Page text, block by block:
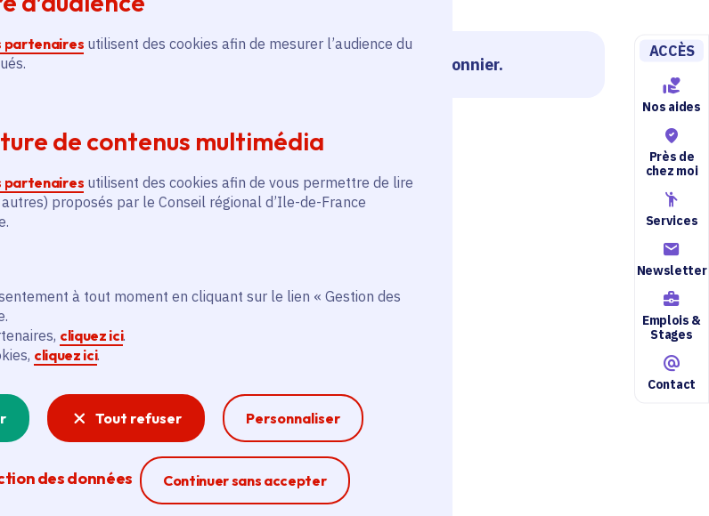
partenaires utilisent des cookies afin de mesurer l’audience du
de contenus multimédia
partenaires utilisent des cookies afin de vous permettre de lire
proposés par le Conseil régional d’Ile-de-France
à tout moment en cliquant sur le lien « Gestion des
cliquez ici.
cliquez ici.
Tout refuser Personnaliser
des données Continuer sans accepter
Ferme la modale
ACCÈS
Nos aides
Près de
chez moi
Services
Newsletter
Emplois &
Stages
Contact
privé, cour entourée dune médiévale du 12eme et Pigeonnier.